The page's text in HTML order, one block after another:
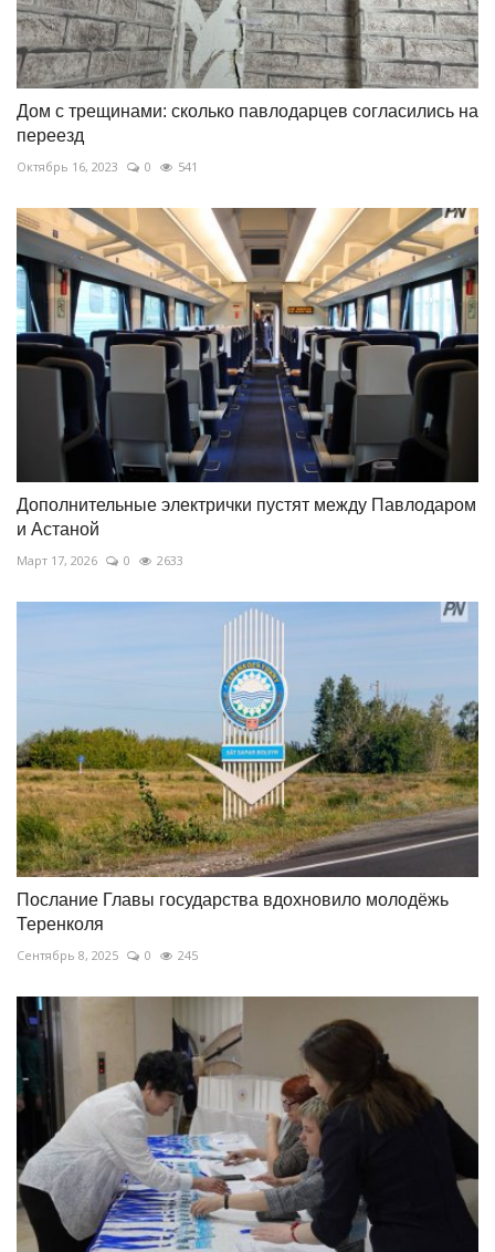
Дом с трещинами: сколько павлодарцев согласились на
переезд
Октябрь 16, 2023 0 541
Дополнительные электрички пустят между Павлодаром
и Астаной
Март 17, 2026 0 2633
Послание Главы государства вдохновило молодёжь
Теренколя
Сентябрь 8, 2025 0 245